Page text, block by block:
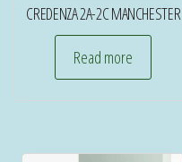
CREDENZA 2A-2C MANCHESTER
Read more